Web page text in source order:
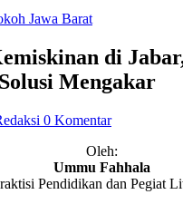
Jawa Barat
di
Mengakar
0 Komentar
Oleh:
Ummu Fahhala
Pendidikan dan Pegiat